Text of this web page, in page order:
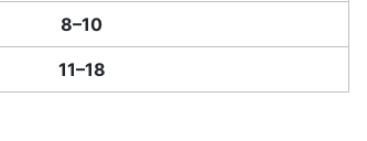
8–10
11–18